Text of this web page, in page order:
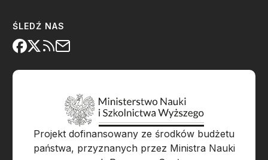
ŚLEDŹ NAS
Projekt dofinansowany ze środków budżetu
państwa, przyznanych przez Ministra Nauki